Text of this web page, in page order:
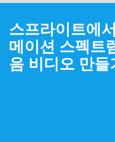
스프라이트에
메이션 스펙트
음 비디오 만들